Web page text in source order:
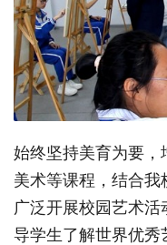
始终坚持美育为要，
美术等课程，结合我
广泛开展校园艺术
导学生了解世界优